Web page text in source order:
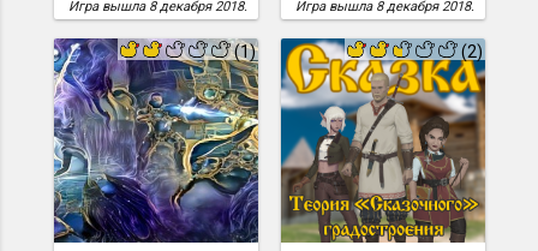
Игра вышла 8 декабря 2018. Игра вышла 8 декабря 2018.
(1) (2)